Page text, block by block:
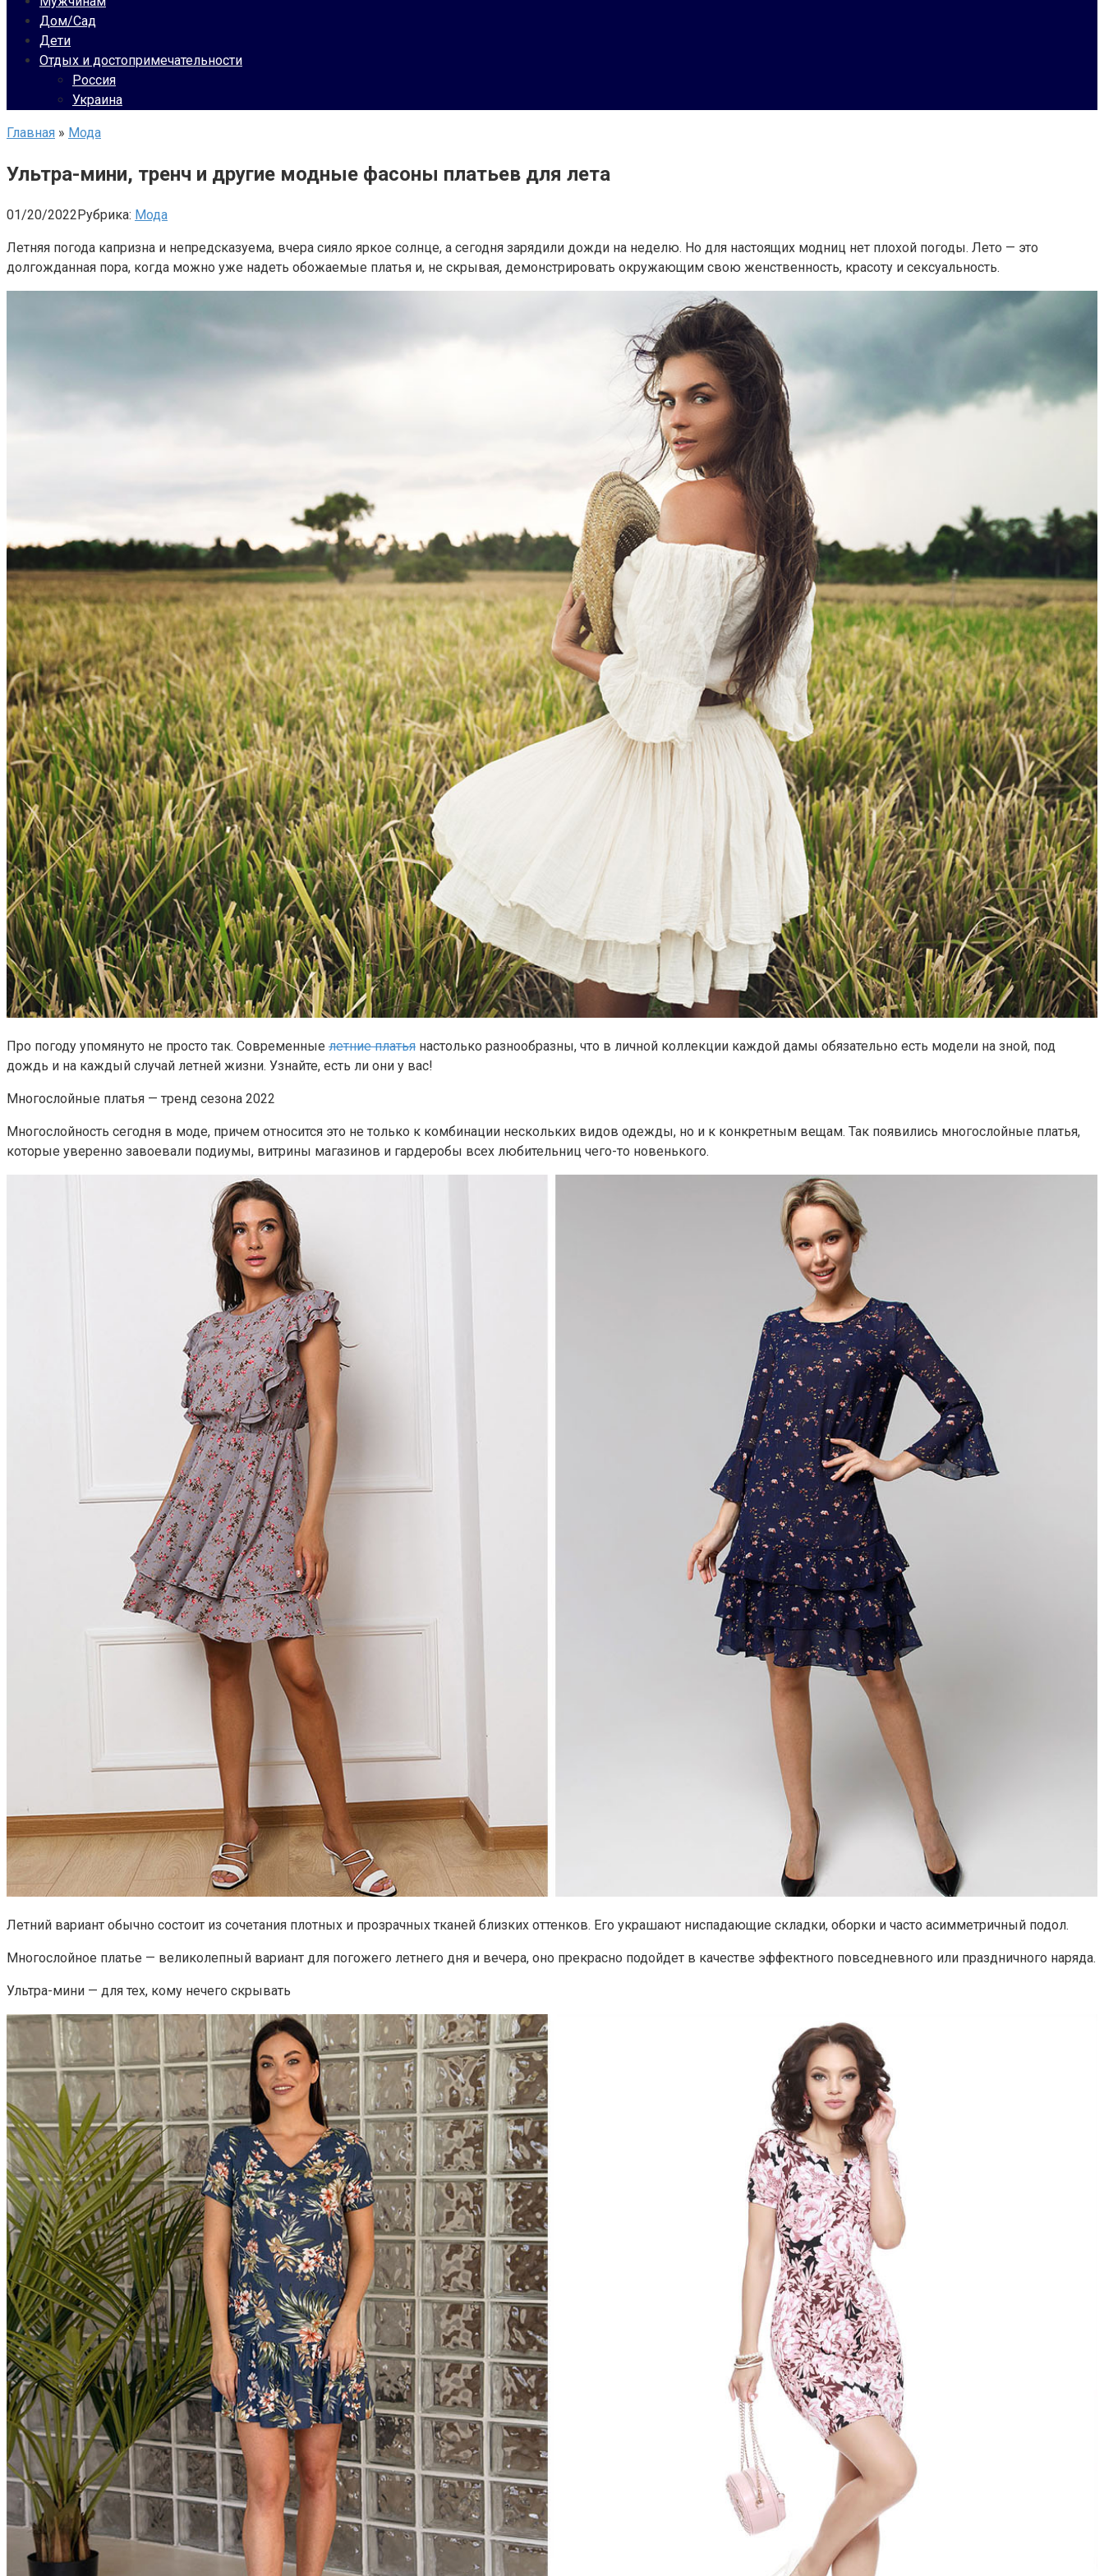
Дом/Сад
Дети
Отдых и достопримечательности
Россия
Украина
Главная » Мода
Ультра-мини, тренч и другие модные фасоны платьев для лета
01/20/2022Рубрика: Мода
Летняя погода капризна и непредсказуема, вчера сияло яркое солнце, а сегодня зарядили дожди на неделю. Но для настоящих модниц нет плохой погоды. Лето — это
долгожданная пора, когда можно уже надеть обожаемые платья и, не скрывая, демонстрировать окружающим свою женственность, красоту и сексуальность.
Про погоду упомянуто не просто так. Современные летние платья настолько разнообразны, что в личной коллекции каждой дамы обязательно есть модели на зной, под
дождь и на каждый случай летней жизни. Узнайте, есть ли они у вас!
Многослойные платья — тренд сезона 2022
Многослойность сегодня в моде, причем относится это не только к комбинации нескольких видов одежды, но и к конкретным вещам. Так появились многослойные платья,
которые уверенно завоевали подиумы, витрины магазинов и гардеробы всех любительниц чего-то новенького.
Летний вариант обычно состоит из сочетания плотных и прозрачных тканей близких оттенков. Его украшают ниспадающие складки, оборки и часто асимметричный подол.
Многослойное платье — великолепный вариант для погожего летнего дня и вечера, оно прекрасно подойдет в качестве эффектного повседневного или праздничного наряда.
Ультра-мини — для тех, кому нечего скрывать